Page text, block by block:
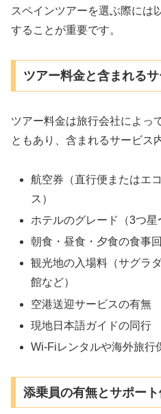
スペインツアーを選ぶ際には
することが重要です。
ツアー料金と含まれる
ツアー料金は旅行会社によっ
ともあり、含まれるサービス
航空券（直行便またはエ
ス）
ホテルのグレード（3つ星
朝食・昼食・夕食の食事
観光地の入場料（サグラ
館など）
空港送迎サービスの有無
現地日本語ガイドの同行
Wi-Fiレンタルや海外旅行
添乗員の有無とサポート